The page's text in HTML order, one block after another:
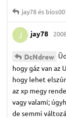
jay78és
J jay78
DcNdrew
hogy gáz van az
hogy lehet
az xp megy
vagy valami;
de semmi